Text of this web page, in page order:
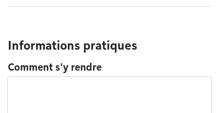
Informations pratiques
Comment s'y rendre